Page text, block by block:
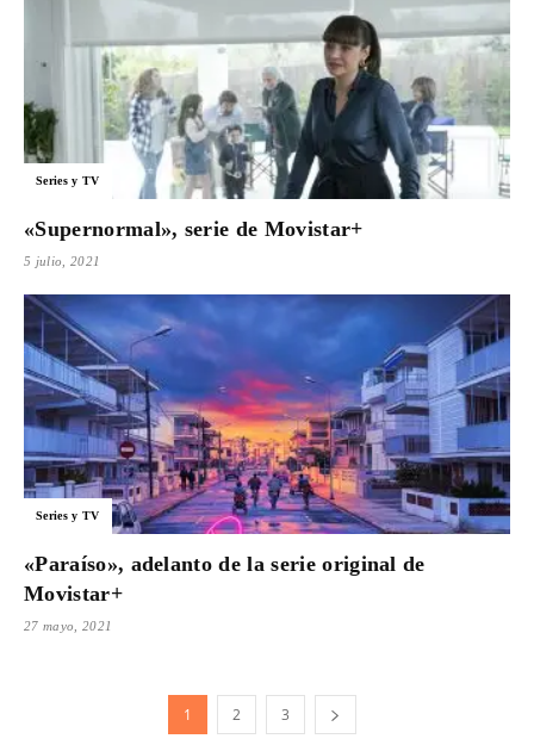
Series y TV
«Supernormal», serie de Movistar+
5 julio, 2021
Series y TV
«Paraíso», adelanto de la serie original de
Movistar+
27 mayo, 2021
1 2 3